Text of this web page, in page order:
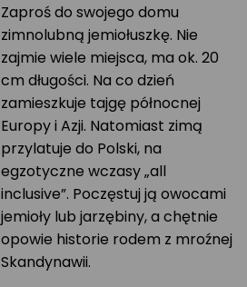
Zaproś do swojego domu
zimnolubną jemiołuszkę. Nie
zajmie wiele miejsca, ma ok. 20
cm długości. Na co dzień
zamieszkuje tajgę północnej
Europy i Azji. Natomiast zimą
przylatuje do Polski, na
egzotyczne wczasy „all
inclusive”. Poczęstuj ją owocami
jemioły lub jarzębiny, a chętnie
opowie historie rodem z mroźnej
Skandynawii.